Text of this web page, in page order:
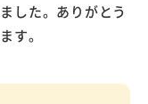
した。ありがとう
す。